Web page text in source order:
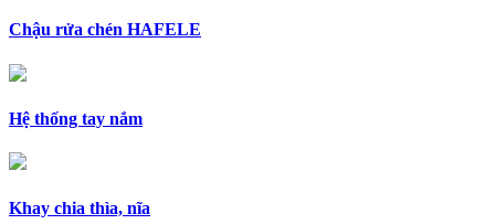
Chậu rửa chén HAFELE
Hệ thống tay nắm
Khay chia thìa, nĩa